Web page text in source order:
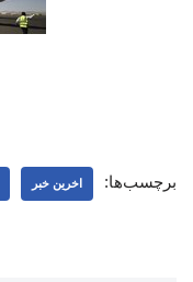
برچسب‌ها: اخرین خبر